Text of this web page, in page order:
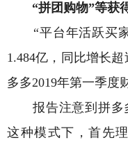
“拼团购物”等获
“平台年活跃买家
1.484亿，同比增长
多多2019年第一季度
报告注意到拼多
这种模式下，首先